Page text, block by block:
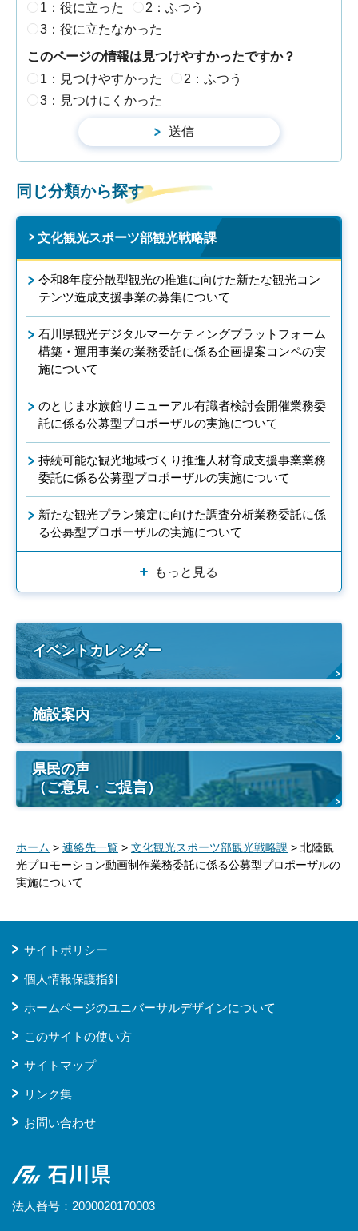
1：役に立った
2：ふつう
3：役に立たなかった
このページの情報は見つけやすかったですか？
1：見つけやすかった
2：ふつう
3：見つけにくかった
同じ分類から探す
文化観光スポーツ部観光戦略課
令和8年度分散型観光の推進に向けた新たな観光コン
テンツ造成支援事業の募集について
石川県観光デジタルマーケティングプラットフォーム
構築・運用事業の業務委託に係る企画提案コンペの実
施について
のとじま水族館リニューアル有識者検討会開催業務委
託に係る公募型プロポーザルの実施について
持続可能な観光地域づくり推進人材育成支援事業業務
委託に係る公募型プロポーザルの実施について
新たな観光プラン策定に向けた調査分析業務委託に係
る公募型プロポーザルの実施について
もっと見る
イベントカレンダー
施設案内
県民の声
（ご意見・ご提言）
ホーム > 連絡先一覧 > 文化観光スポーツ部観光戦略課 > 北陸観
光プロモーション動画制作業務委託に係る公募型プロポーザルの
実施について
サイトポリシー
個人情報保護指針
ホームページのユニバーサルデザインについて
このサイトの使い方
サイトマップ
リンク集
お問い合わせ
石川県
法人番号：2000020170003